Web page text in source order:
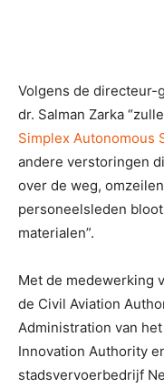
Volgens de directeur-
dr. Salman Zarka
Simplex Autonomous
andere verstoringen
over de weg,
personeelsleden
materialen”.
Met de medewerking
de Civil Aviation
Administration van
Innovation Authority
stadsvervoerbedrijf